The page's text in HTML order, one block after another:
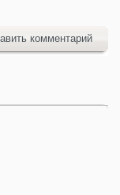
комментарий